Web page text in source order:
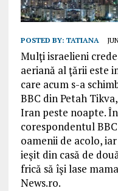
POSTED BY: TATIANA
Mulţi israelieni
aeriană al ţării este
care acum s-a
BBC din Petah
Iran peste noapte.
corespondentul
oamenii de acolo,
ieşit din casă de
frică să îşi lase
News.ro.